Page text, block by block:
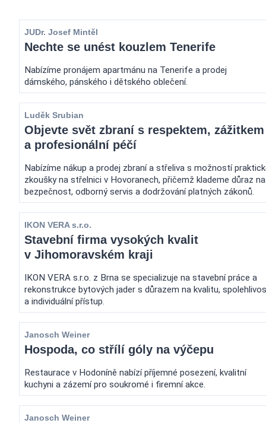
JUDr. Josef Mintěl
Nechte se unést kouzlem Tenerife
Nabízíme pronájem apartmánu na Tenerife a prodej
dámského, pánského i dětského oblečení.
Luděk Srubian
Objevte svět zbraní s respektem, zážitkem
a profesionální péčí
Nabízíme nákup a prodej zbraní a střeliva s možností
zkoušky na střelnici v Hovoranech, přičemž klademe důraz na
bezpečnost, odborný servis a dodržování platných zákonů.
IKON VERA s.r.o.
Stavební firma vysokých kvalit
v Jihomoravském kraji
IKON VERA s.r.o. z Brna se specializuje na stavební práce a
rekonstrukce bytových jader s důrazem na kvalitu,
a individuální přístup.
Janosch Weiner
Hospoda, co střílí góly na výčepu
Restaurace v Hodoníně nabízí příjemné posezení, kvalitní
kuchyni a zázemí pro soukromé i firemní akce.
Janosch Weiner